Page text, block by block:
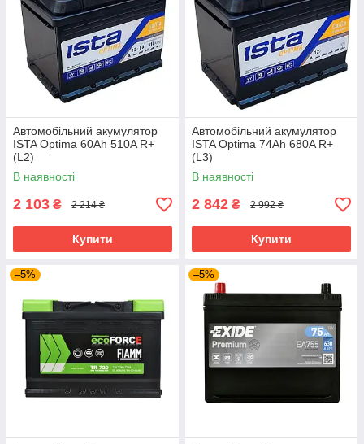
Автомобільний акумулятор
ISTA Optima 60Ah 510A R+
(L2)
В наявності
2 103 ₴ 2 214 ₴
Купити
Автомобільний акумулятор
ISTA Optima 74Ah 680A R+
(L3)
В наявності
2 842 ₴ 2 992 ₴
Купити
–5% –5%